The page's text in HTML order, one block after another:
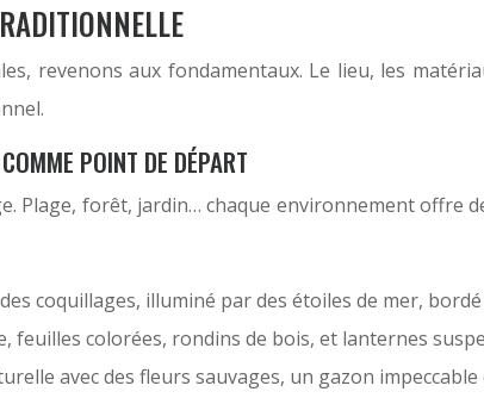
revenons aux fondamentaux. Le lieu, les
POINT DE DÉPART
Plage, forêt, jardin… chaque environnement
coquillages, illuminé par des étoiles de mer,
feuilles colorées, rondins de bois, et lanternes
avec des fleurs sauvages, un gazon